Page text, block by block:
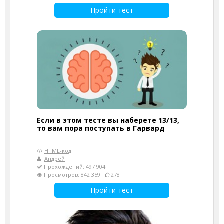
Пройти тест
Если в этом тесте вы наберете 13/13,
то вам пора поступать в Гарвард
HTML-код
Андрей
Прохождений: 497 904
Просмотров: 842 359
278
Пройти тест